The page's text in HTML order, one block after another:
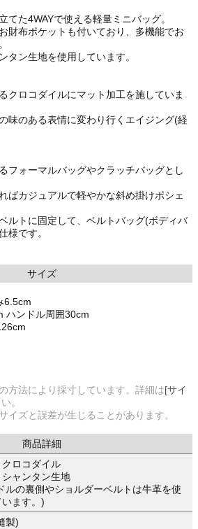
てた4WAYで使える軽量ミニバッグ。
財布ポケットも付いており、多機能でお
タン生地を使用しています。
クロコダイルにマット加工を施していま
味のある表情に変わり行くエイジング(経
フォーマルバッグやクラッチバッグとし
ばカジュアルで軽やかな斜め掛けポシェ
ルトに固定して、ベルトバッグ(ボディバ
様です。
サイズ
6.5cm
ハンドル周囲30cm
方法により採寸しています。詳細は[サイ
。
イズと誤差が生じることがあります。
商品詳細
ロコダイル
シャンタン生地
ルの裏側やショルダーベルトは牛革を使
います。)
製)